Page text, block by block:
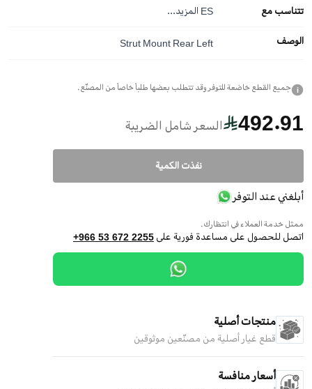
تتناسب مع ES المزيد...
الوصف Strut Mount Rear Left
i جميع القطع خاضعة للتوفر وقد تتطلب بعضها طلباً خاصاً من المصنّع.
492.91 السعر شامل الضريبة
نفذت الكمية
أبلغني عند التوفر
ممثل خدمة العملاء في انتظارك.
اتصل للحصول على مساعدة فورية على +966 53 672 2255
منتجات أصلية
قطع غيار أصلية من مصنّعين موثوقين
أسعار منافسة